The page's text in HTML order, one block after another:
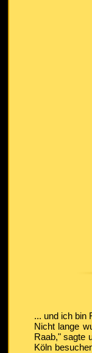
... und ich bin
Nicht lange
Raab," sagte
Köln